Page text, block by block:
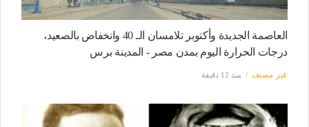
العاصمة الجديدة وأكتوبر تلامسان الـ 40 وانخفاض بالصعيد،
درجات الحرارة اليوم بمدن مصر - المدينة برس
غير مصنف منذ 12 دقيقة